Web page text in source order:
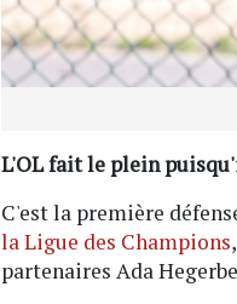
L'OL fait le plein
C'est la première
la Ligue des Champions
partenaires Ada